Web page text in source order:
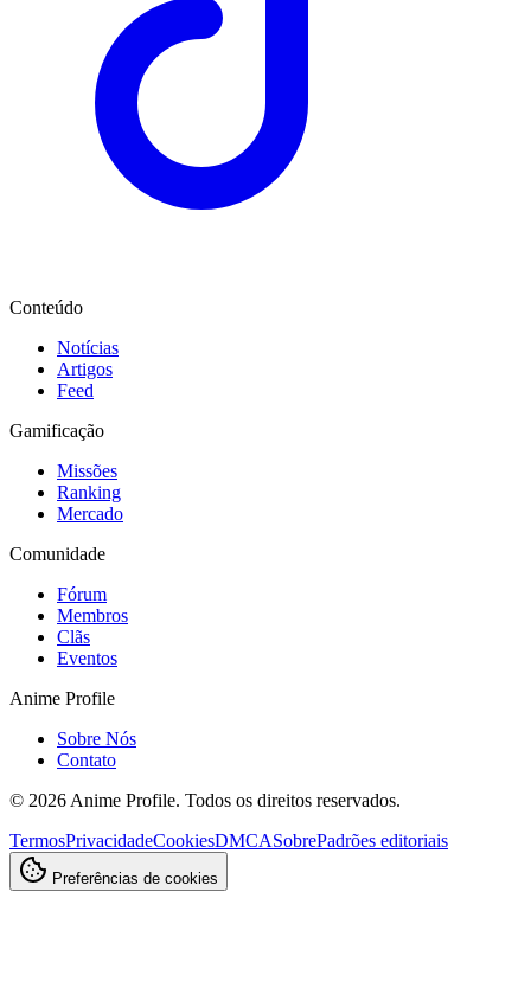
Conteúdo
Notícias
Artigos
Feed
Gamificação
Missões
Ranking
Mercado
Comunidade
Fórum
Membros
Clãs
Eventos
Anime Profile
Sobre Nós
Contato
© 2026 Anime Profile. Todos os direitos reservados.
TermosPrivacidadeCookiesDMCASobrePadrões editoriais
Preferências de cookies